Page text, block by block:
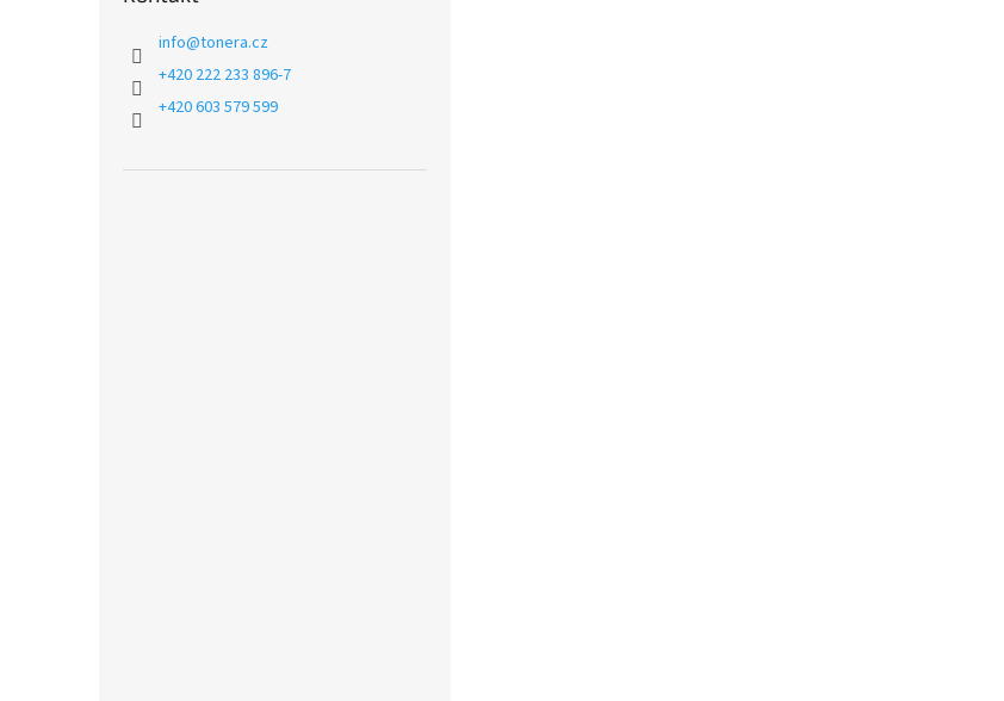
info@tonera.cz
+420 222 233 896-7
+420 603 579 599